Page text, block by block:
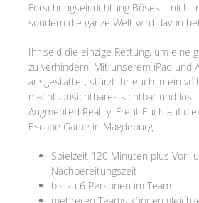
Forschungseinrichtung Böses – nicht
sondern die ganze Welt wird davon
Ihr seid die einzige Rettung, um eine
zu verhindern. Mit unserem iPad und
ausgestattet, stürzt ihr euch in ein
macht Unsichtbares sichtbar und löst
Augmented Reality. Freut Euch auf
Escape Game in Magdeburg.
Spielzeit 120 Minuten plus Vor-
Nachbereitungszeit
bis zu 6 Personen im Team